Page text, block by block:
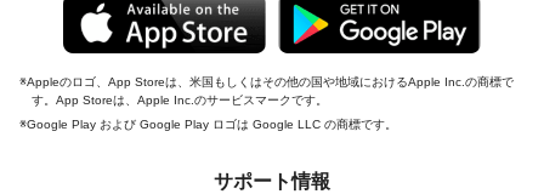
Appleのロゴ、App Storeは、米国もしくはその他の国や地域におけるApple Inc.の商標で
す。App Storeは、Apple Inc.のサービスマークです。
Google Play および Google Play ロゴは Google LLC の商標です。
サポート情報